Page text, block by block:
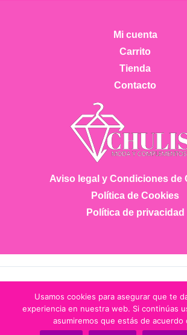
Mi cuenta
Carrito
Tienda
Contacto
Aviso legal y Condiciones de
Política de Cookies
Política de privacidad
Usamos cookies para asegurar que te
experiencia en nuestra web. Si continúas
asumiremos que estás de acuerdo